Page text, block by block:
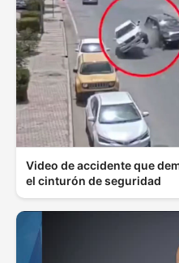
Video de accidente que
el cinturón de seguridad